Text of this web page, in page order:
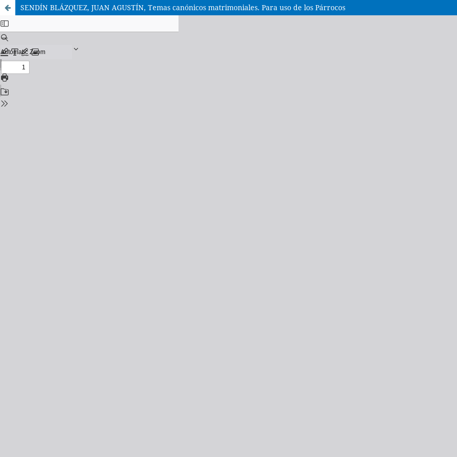
SENDÍN BLÁZQUEZ, JUAN AGUSTÍN, Temas canónicos matrimoniales. Para uso de los Párrocos